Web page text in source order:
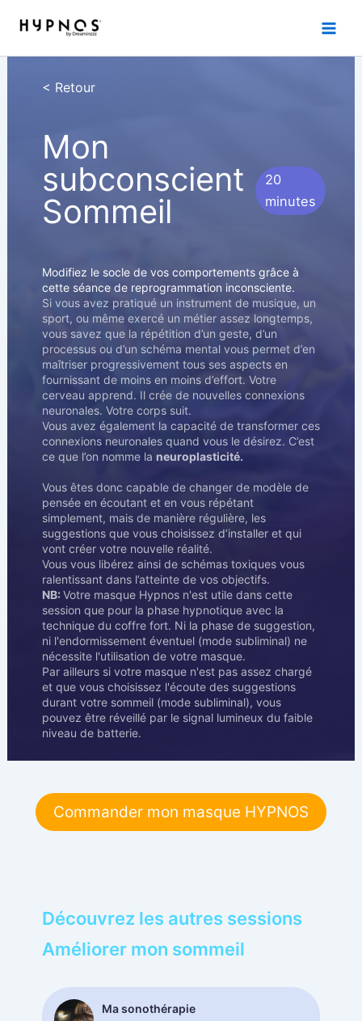
contenu
< Retour
Mon
subconscient
Sommeil
20
minutes
Modifiez le socle de vos comportements grâce à
cette séance de reprogrammation inconsciente.
Si vous avez pratiqué un instrument de musique, un
sport, ou même exercé un métier assez longtemps,
vous savez que la répétition d’un geste, d’un
processus ou d’un schéma mental vous permet d’en
maîtriser progressivement tous ses aspects en
fournissant de moins en moins d’effort. Votre
cerveau apprend. Il crée de nouvelles connexions
neuronales. Votre corps suit.
Vous avez également la capacité de transformer ces
connexions neuronales quand vous le désirez. C’est
ce que l’on nomme la neuroplasticité.
Vous êtes donc capable de changer de modèle de
pensée en écoutant et en vous répétant
simplement, mais de manière régulière, les
suggestions que vous choisissez d’installer et qui
vont créer votre nouvelle réalité.
Vous vous libérez ainsi de schémas toxiques vous
ralentissant dans l’atteinte de vos objectifs.
NB: Votre masque Hypnos n'est utile dans cette
session que pour la phase hypnotique avec la
technique du coffre fort. Ni la phase de suggestion,
ni l'endormissement éventuel (mode subliminal) ne
nécessite l'utilisation de votre masque.
Par ailleurs si votre masque n'est pas assez chargé
et que vous choisissez l'écoute des suggestions
durant votre sommeil (mode subliminal), vous
pouvez être réveillé par le signal lumineux du faible
niveau de batterie.
Commander mon masque HYPNOS
Découvrez les autres sessions
Améliorer mon sommeil
Ma sonothérapie